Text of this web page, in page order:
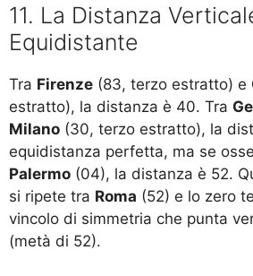
11. La Distanza
Equidistante
Tra Firenze (83, terzo estratto) e
estratto), la distanza è 40. Tra
Milano (30, terzo estratto), la
equidistanza perfetta, ma se
Palermo (04), la distanza è 52.
si ripete tra Roma (52) e lo zero
vincolo di simmetria che punta
(metà di 52).